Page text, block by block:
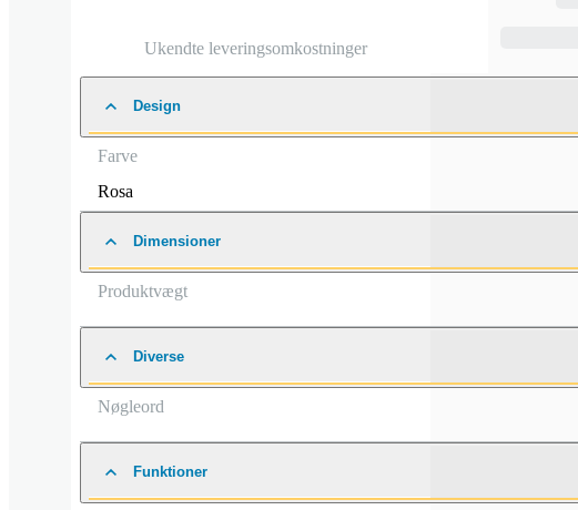
Ukendte leveringsomkostninger
Design
Farve
Rosa
Dimensioner
Produktvægt
Diverse
Nøgleord
Funktioner